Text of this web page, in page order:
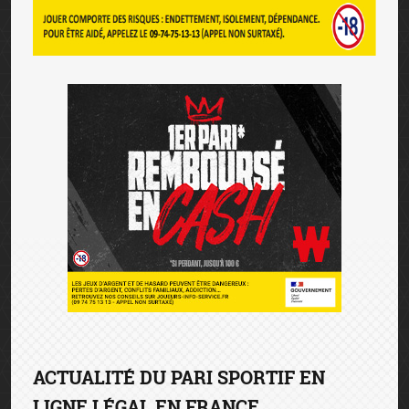
ACTUALITÉ DU PARI SPORTIF EN